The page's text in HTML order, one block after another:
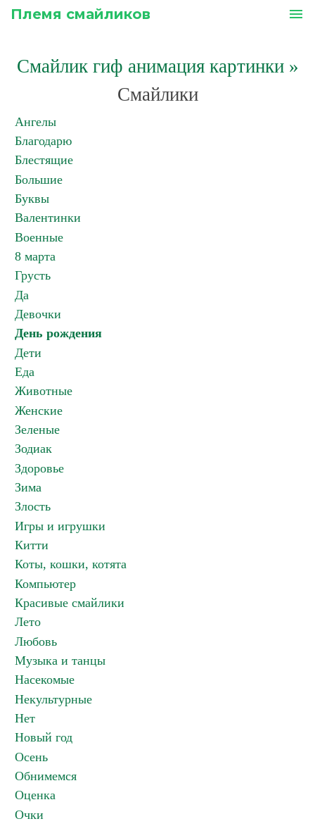
Племя смайликов menu
Смайлик гиф анимация картинки»
Смайлики
Ангелы
Благодарю
Блестящие
Большие
Буквы
Валентинки
Военные
8 марта
Грусть
Да
Девочки
День рождения
Дети
Еда
Животные
Женские
Зеленые
Зодиак
Здоровье
Зима
Злость
Игры и игрушки
Китти
Коты, кошки, котята
Компьютер
Красивые смайлики
Лето
Любовь
Музыка и танцы
Насекомые
Некультурные
Нет
Новый год
Осень
Обнимемся
Оценка
Очки